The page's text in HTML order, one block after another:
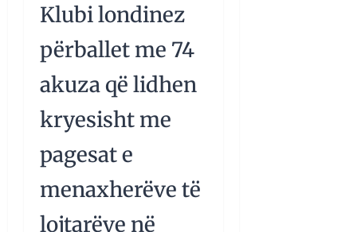
Klubi londinez
përballet me 74
akuza që lidhen
kryesisht me
pagesat e
menaxherëve të
lojtarëve në